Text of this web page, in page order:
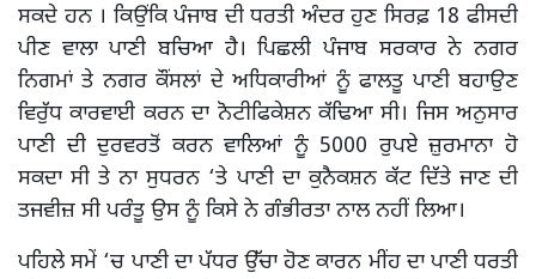
ਸਕਦੇ ਹਨ । ਕਿਉਂਕਿ ਪੰਜਾਬ ਦੀ ਧਰਤੀ ਅੰਦਰ ਹੁਣ ਸਿਰਫ਼ 18 ਫੀਸਦੀ
ਪੀਣ ਵਾਲਾ ਪਾਣੀ ਬਚਿਆ ਹੈ। ਪਿਛਲੀ ਪੰਜਾਬ ਸਰਕਾਰ ਨੇ ਨਗਰ
ਨਿਗਮਾਂ ਤੇ ਨਗਰ ਕੌਂਸਲਾਂ ਦੇ ਅਧਿਕਾਰੀਆਂ ਨੂੰ ਫਾਲਤੂ ਪਾਣੀ ਬਹਾਉਣ
ਵਿਰੁੱਧ ਕਾਰਵਾਈ ਕਰਨ ਦਾ ਨੋਟੀਫਿਕੇਸ਼ਨ ਕੱਢਿਆ ਸੀ। ਜਿਸ ਅਨੁਸਾਰ
ਪਾਣੀ ਦੀ ਦੁਰਵਰਤੋਂ ਕਰਨ ਵਾਲਿਆਂ ਨੂੰ 5000 ਰੁਪਏ ਜ਼ੁਰਮਾਨਾ ਹੋ
ਸਕਦਾ ਸੀ ਤੇ ਨਾ ਸੁਧਰਨ ‘ਤੇ ਪਾਣੀ ਦਾ ਕੁਨੈਕਸ਼ਨ ਕੱਟ ਦਿੱਤੇ ਜਾਣ ਦੀ
ਤਜਵੀਜ਼ ਸੀ ਪਰੰਤੂ ਉਸ ਨੂੰ ਕਿਸੇ ਨੇ ਗੰਭੀਰਤਾ ਨਾਲ ਨਹੀਂ ਲਿਆ।
ਪਹਿਲੇ ਸਮੇਂ ‘ਚ ਪਾਣੀ ਦਾ ਪੱਧਰ ਉੱਚਾ ਹੋਣ ਕਾਰਨ ਮੀਂਹ ਦਾ ਪਾਣੀ ਧਰਤੀ